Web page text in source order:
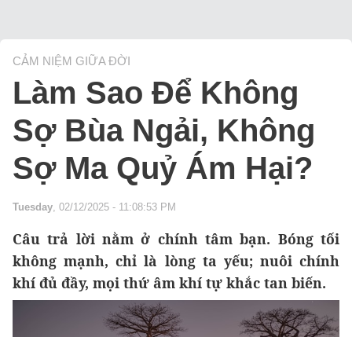
CẢM NIỆM GIỮA ĐỜI
Làm Sao Để Không
Sợ Bùa Ngải, Không
Sợ Ma Quỷ Ám Hại?
Tuesday, 02/12/2025 - 11:08:53 PM
Câu trả lời nằm ở chính tâm bạn. Bóng tối
không mạnh, chỉ là lòng ta yếu; nuôi chính
khí đủ đầy, mọi thứ âm khí tự khắc tan biến.